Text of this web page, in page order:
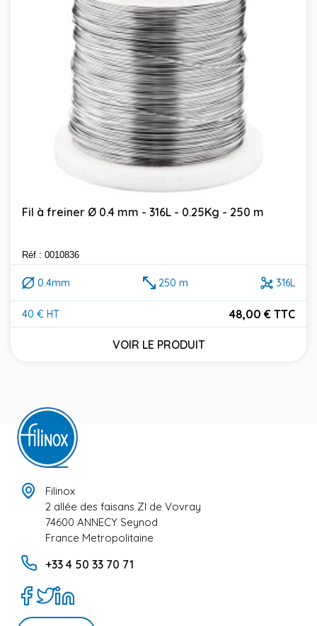
Fil à freiner Ø 0.4 mm - 316L - 0.25Kg - 250 m
Réf : 0010836
0.4mm 250 m 316L
40 € HT
Prix
48,00 € TTC
VOIR LE PRODUIT
Filinox
2 allée des faisans ZI de Vovray
74600 ANNECY Seynod
France Metropolitaine
+33 4 50 33 70 71